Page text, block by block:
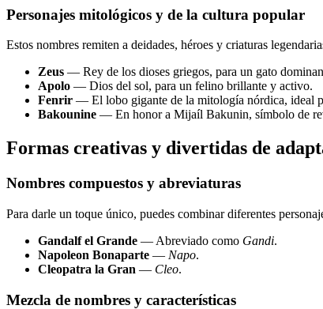
Personajes mitológicos y de la cultura popular
Estos nombres remiten a deidades, héroes y criaturas
Zeus — Rey de los dioses griegos, para un gato
Apolo — Dios del sol, para un felino brillante y activo.
Fenrir — El lobo gigante de la mitología nórdica, ideal
Bakounine — En honor a Mijaíl Bakunin, símbolo de
Formas creativas y divertidas de
Nombres compuestos y abreviaturas
Para darle un toque único, puedes combinar diferentes
Gandalf el Grande — Abreviado como Gandi.
Napoleon Bonaparte — Napo.
Cleopatra la Gran — Cleo.
Mezcla de nombres y características